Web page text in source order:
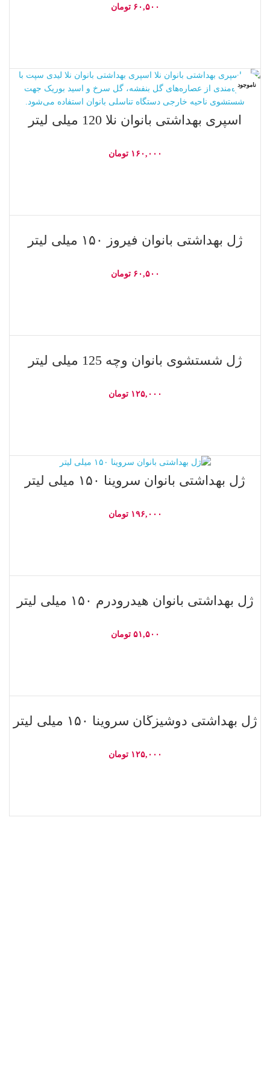
۶۰,۵۰۰ تومان
ناموجود
اسپری بهداشتی بانوان نلا 120 میلی لیتر
۱۶۰,۰۰۰ تومان
ژل بهداشتی بانوان فیروز ۱۵۰ میلی لیتر
۶۰,۵۰۰ تومان
ژل شستشوی بانوان وچه 125 میلی لیتر
۱۲۵,۰۰۰ تومان
ژل بهداشتی بانوان سروینا ۱۵۰ میلی لیتر
۱۹۶,۰۰۰ تومان
ژل بهداشتی بانوان هیدرودرم ۱۵۰ میلی لیتر
۵۱,۵۰۰ تومان
ژل بهداشتی دوشیزگان سروینا ۱۵۰ میلی لیتر
۱۲۵,۰۰۰ تومان